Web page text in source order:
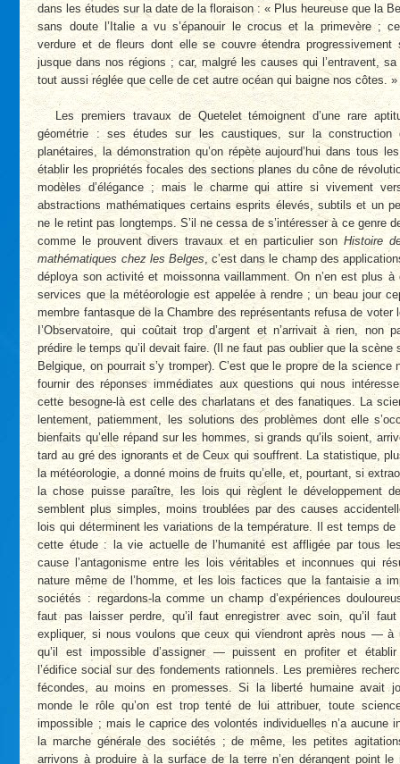
dans les études sur la date de la floraison : « Plus heureuse que la
sans doute l’Italie a vu s’épanouir le crocus et la primevère ;
verdure et de fleurs dont elle se couvre étendra progressivement
jusque dans nos régions ; car, malgré les causes qui l’entravent,
tout aussi réglée que celle de cet autre océan qui baigne nos côtes. »
Les premiers travaux de Quetelet témoignent d’une rare
géométrie : ses études sur les caustiques, sur la construction
planétaires, la démonstration qu’on répète aujourd’hui dans tous
établir les propriétés focales des sections planes du cône de
modèles d’élégance ; mais le charme qui attire si vivement
abstractions mathématiques certains esprits élevés, subtils et un
ne le retint pas longtemps. S’il ne cessa de s’intéresser à ce genre
comme le prouvent divers travaux et en particulier sonHistoire
mathématiques chez les Belges, c’est dans le champ des
déploya son activité et moissonna vaillamment. On n’en est plus à
services que la météorologie est appelée à rendre ; un beau jour
membre fantasque de la Chambre des représentants refusa de voter
I’Observatoire, qui coûtait trop d’argent et n’arrivait à rien, non
prédire le temps qu’il devait faire. (Il ne faut pas oublier que la scène
Belgique, on pourrait s’y tromper). C’est que le propre de la science
fournir des réponses immédiates aux questions qui nous
cette besogne-là est celle des charlatans et des fanatiques. La
lentement, patiemment, les solutions des problèmes dont elle
bienfaits qu’elle répand sur les hommes, si grands qu’ils soient,
tard au gré des ignorants et de Ceux qui souffrent. La statistique,
la météorologie, a donné moins de fruits qu’elle, et, pourtant, si
la chose puisse paraître, les lois qui règlent le développement de
semblent plus simples, moins troublées par des causes
lois qui déterminent les variations de la température. Il est temps
cette étude : la vie actuelle de l’humanité est affligée par tous
cause l’antagonisme entre les lois véritables et inconnues qui
nature même de l’homme, et les lois factices que la fantaisie a
sociétés : regardons-la comme un champ d’expériences
faut pas laisser perdre, qu’il faut enregistrer avec soin, qu’il
expliquer, si nous voulons que ceux qui viendront après nous — à
qu’il est impossible d’assigner — puissent en profiter et établir
l’édifice social sur des fondements rationnels. Les premières
fécondes, au moins en promesses. Si la liberté humaine avait
monde le rôle qu’on est trop tenté de lui attribuer, toute
impossible ; mais le caprice des volontés individuelles n’a aucune
la marche générale des sociétés ; de même, les petites
arrivons à produire à la surface de la terre n’en dérangent point le